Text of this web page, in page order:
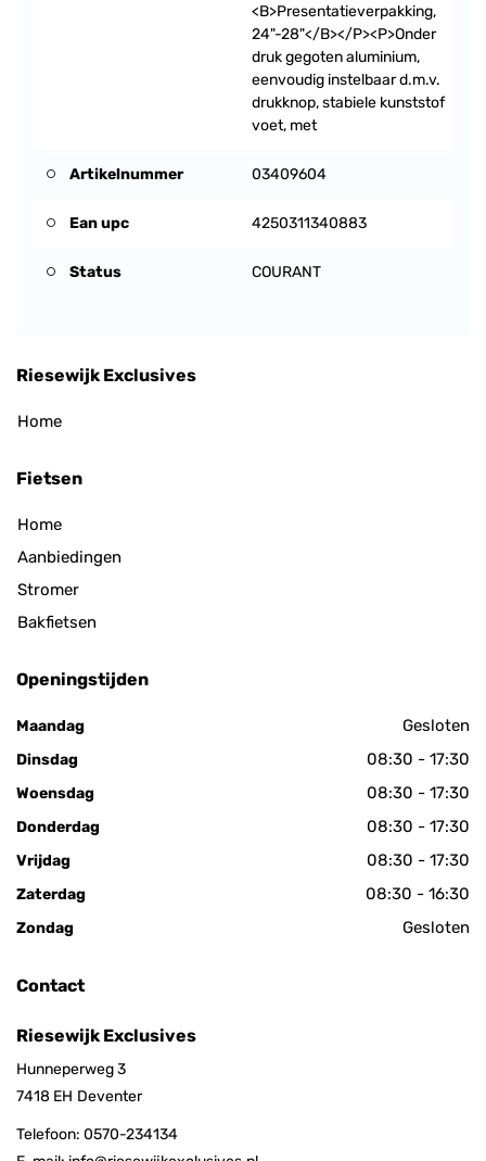
<B>Presentatieverpakking,
24"-28"</B></P><P>Onder
druk gegoten aluminium,
eenvoudig instelbaar d.m.v.
drukknop, stabiele kunststof
voet, met
Artikelnummer 03409604
Ean upc 4250311340883
Status COURANT
Riesewijk Exclusives
Home
Fietsen
Home
Aanbiedingen
Stromer
Bakfietsen
Openingstijden
Maandag Gesloten
Dinsdag 08:30 - 17:30
Woensdag 08:30 - 17:30
Donderdag 08:30 - 17:30
Vrijdag 08:30 - 17:30
Zaterdag 08:30 - 16:30
Zondag Gesloten
Contact
Riesewijk Exclusives
Hunneperweg 3
7418 EH Deventer
Telefoon: 0570-234134